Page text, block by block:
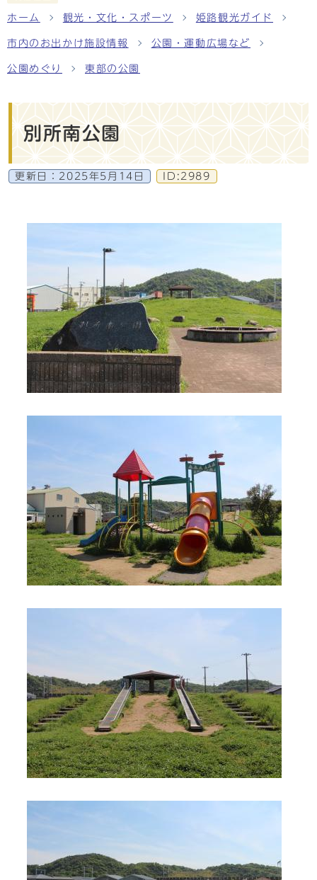
ホーム 観光・文化・スポーツ 姫路観光ガイド
市内のお出かけ施設情報 公園・運動広場など
公園めぐり 東部の公園
別所南公園
更新日： 2025年5月14日 ID:2989